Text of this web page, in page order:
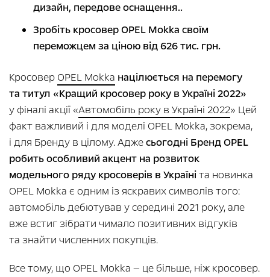
дизайн, передове оснащення..
Зробіть кросовер OPEL Mokka своїм
переможцем за ціною від 626 тис. грн.
Кросовер OPEL Mokka націлюється на перемогу
та титул «Кращий кросовер року в Україні 2022»
у фіналі акції «Автомобіль року в Україні 2022» Цей
факт важливий і для моделі OPEL Mokka, зокрема,
і для Бренду в цілому. Аджесьогодні Бренд OPEL
робить особливий акцент на розвиток
модельного ряду кросоверів в Україніта новинка
OPEL Mokka є одним із яскравих символів того:
автомобіль дебютував у середині 2021 року, але
вже встиг зібрати чимало позитивних відгуків
та знайти численних покупців.
Все тому, що OPEL Mokka — це більше, ніж кросовер.